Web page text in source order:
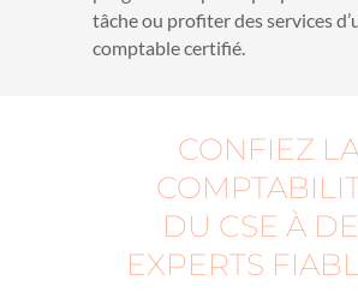
tâche ou profiter des services
comptable certifié.
CONFIEZ
DU CSE À
EXPERTS